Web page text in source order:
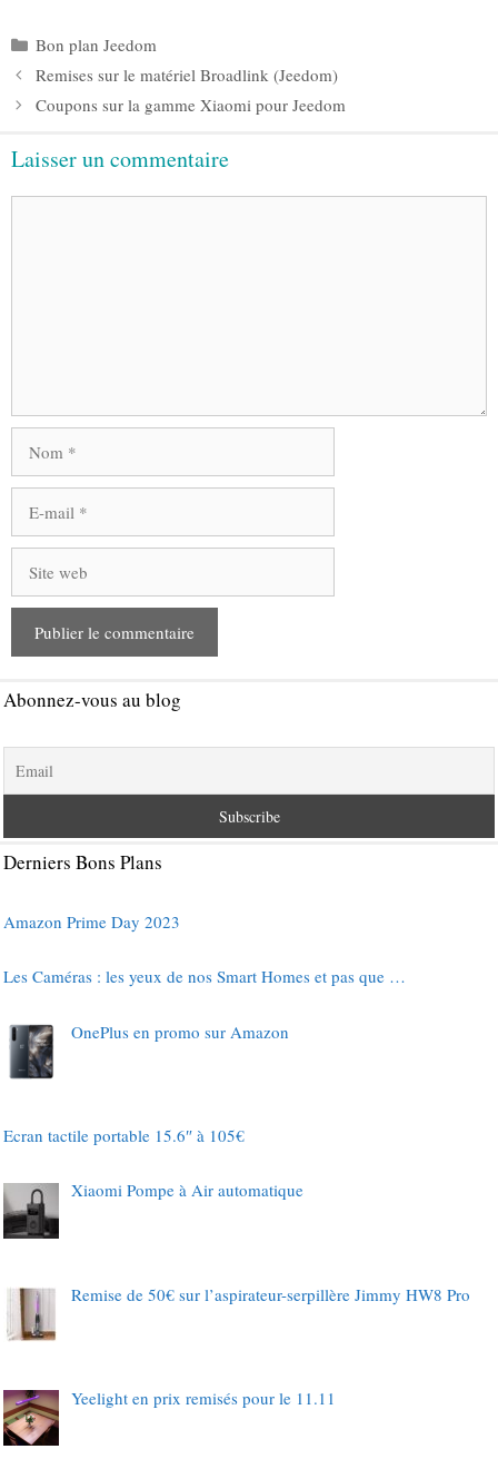
Catégories
Bon plan Jeedom
Remises sur le matériel Broadlink (Jeedom)
Coupons sur la gamme Xiaomi pour Jeedom
Laisser un commentaire
mail
web
Abonnez-vous au blog
Derniers Bons Plans
Amazon Prime Day 2023
Les Caméras : les yeux de nos Smart Homes et pas que …
OnePlus en promo sur Amazon
Ecran tactile portable 15.6″ à 105€
Xiaomi Pompe à Air automatique
Remise de 50€ sur l’aspirateur-serpillère Jimmy HW8 Pro
Yeelight en prix remisés pour le 11.11